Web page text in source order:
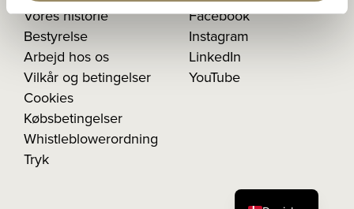
Vores historie
Bestyrelse
Arbejd hos os
Vilkår og betingelser
Cookies
Købsbetingelser
Whistleblowerordning
Tryk
Facebook
Instagram
LinkedIn
YouTube